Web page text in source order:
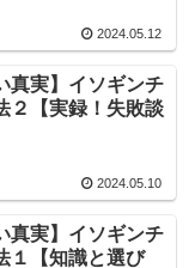
2024.05.12
真実】イソギンチ
２【実録！失敗談
2024.05.10
真実】イソギンチ
１【知識と選び